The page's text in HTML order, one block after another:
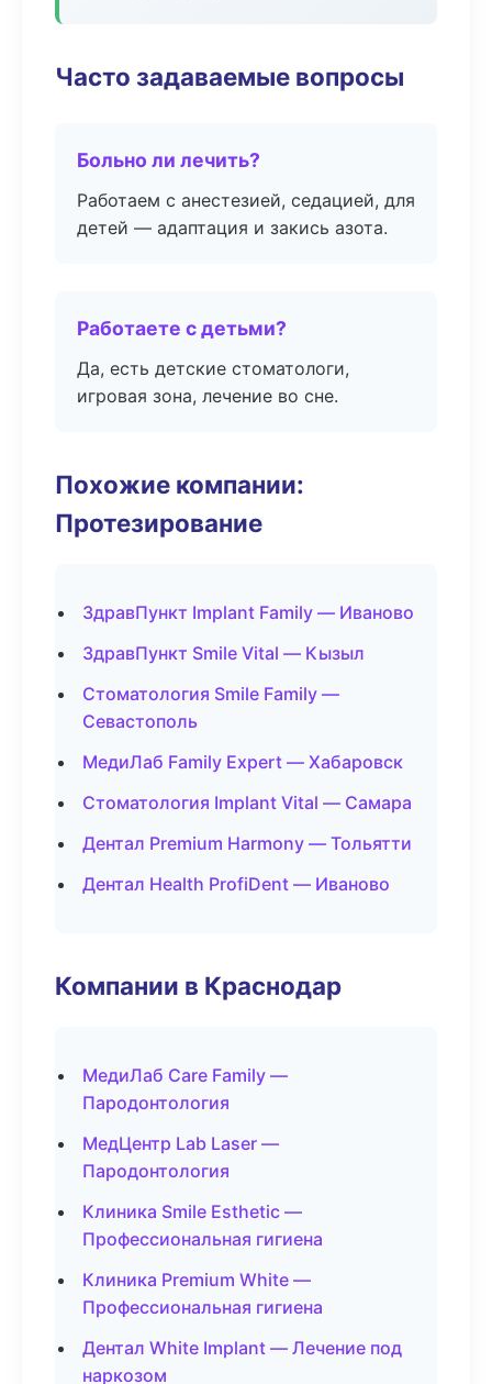
Часто задаваемые вопросы
Больно ли лечить?
Работаем с анестезией, седацией, для
детей — адаптация и закись азота.
Работаете с детьми?
Да, есть детские стоматологи,
игровая зона, лечение во сне.
Похожие компании:
Протезирование
ЗдравПункт Implant Family — Иваново
ЗдравПункт Smile Vital — Кызыл
Стоматология Smile Family —
Севастополь
МедиЛаб Family Expert — Хабаровск
Стоматология Implant Vital — Самара
Дентал Premium Harmony — Тольятти
Дентал Health ProfiDent — Иваново
Компании в Краснодар
МедиЛаб Care Family —
Пародонтология
МедЦентр Lab Laser —
Пародонтология
Клиника Smile Esthetic —
Профессиональная гигиена
Клиника Premium White —
Профессиональная гигиена
Дентал White Implant — Лечение под
наркозом